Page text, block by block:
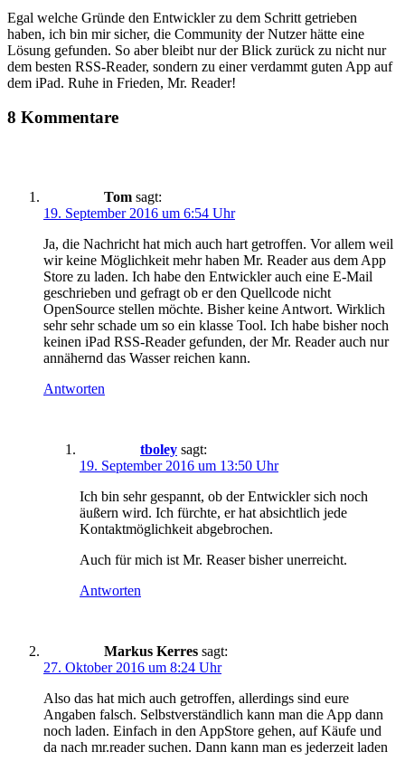
Egal welche Gründe den Entwickler zu dem Schritt getrieben
haben, ich bin mir sicher, die Community der Nutzer hätte eine
Lösung gefunden. So aber bleibt nur der Blick zurück zu nicht nur
dem besten RSS-Reader, sondern zu einer verdammt guten App auf
dem iPad. Ruhe in Frieden, Mr. Reader!
8 Kommentare
Tom sagt:
19. September 2016 um 6:54 Uhr
Ja, die Nachricht hat mich auch hart getroffen. Vor allem weil
wir keine Möglichkeit mehr haben Mr. Reader aus dem App
Store zu laden. Ich habe den Entwickler auch eine E-Mail
geschrieben und gefragt ob er den Quellcode nicht
OpenSource stellen möchte. Bisher keine Antwort. Wirklich
sehr sehr schade um so ein klasse Tool. Ich habe bisher noch
keinen iPad RSS-Reader gefunden, der Mr. Reader auch nur
annähernd das Wasser reichen kann.
Antworten
tboley sagt:
19. September 2016 um 13:50 Uhr
Ich bin sehr gespannt, ob der Entwickler sich noch
äußern wird. Ich fürchte, er hat absichtlich jede
Kontaktmöglichkeit abgebrochen.
Auch für mich ist Mr. Reaser bisher unerreicht.
Antworten
Markus Kerres sagt:
27. Oktober 2016 um 8:24 Uhr
Also das hat mich auch getroffen, allerdings sind eure
Angaben falsch. Selbstverständlich kann man die App dann
noch laden. Einfach in den AppStore gehen, auf Käufe und
da nach mr.reader suchen. Dann kann man es jederzeit laden